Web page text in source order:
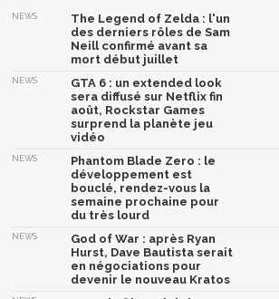
NEWS
The Legend of Zelda : l'un
des derniers rôles de Sam
Neill confirmé avant sa
mort début juillet
NEWS
GTA 6 : un extended look
sera diffusé sur Netflix fin
août, Rockstar Games
surprend la planète jeu
vidéo
NEWS
Phantom Blade Zero : le
développement est
bouclé, rendez-vous la
semaine prochaine pour
du très lourd
NEWS
God of War : après Ryan
Hurst, Dave Bautista serait
en négociations pour
devenir le nouveau Kratos